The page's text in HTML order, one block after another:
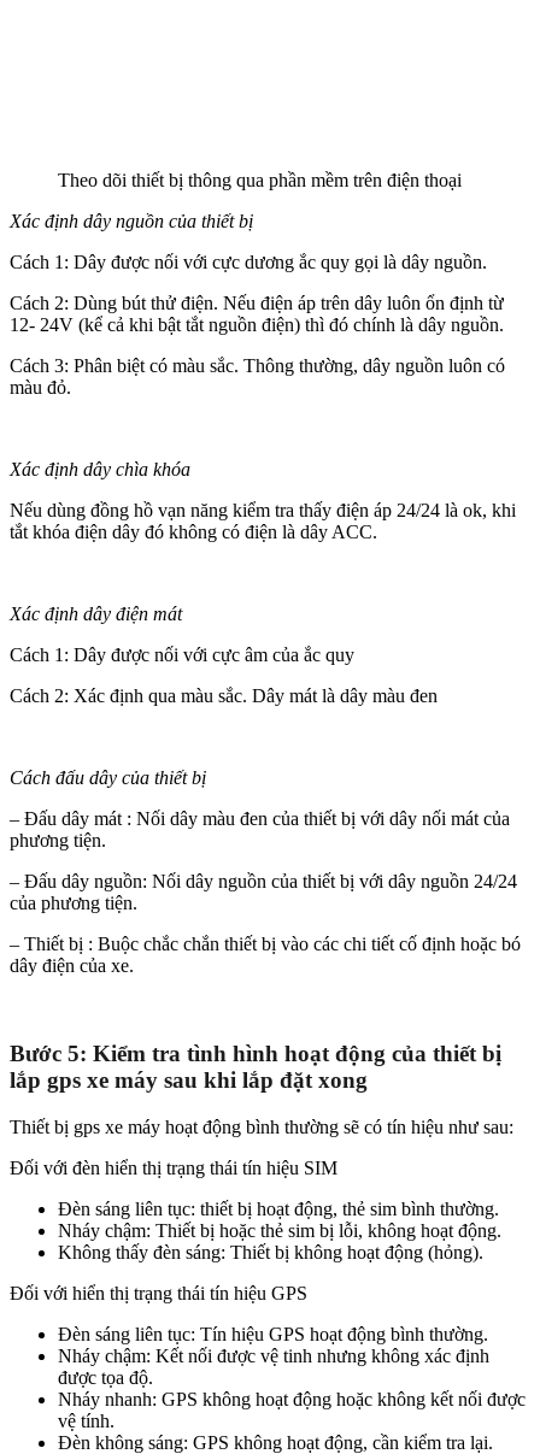
Theo dõi thiết bị thông qua phần mềm trên điện thoại
Xác định dây nguồn của thiết bị
Cách 1: Dây được nối với cực dương ắc quy gọi là dây nguồn.
Cách 2: Dùng bút thử điện. Nếu điện áp trên dây luôn ổn định từ
12- 24V (kể cả khi bật tắt nguồn điện) thì đó chính là dây nguồn.
Cách 3: Phân biệt có màu sắc. Thông thường, dây nguồn luôn có
màu đỏ.
Xác định dây chìa khóa
Nếu dùng đồng hồ vạn năng kiểm tra thấy điện áp 24/24 là ok, khi
tắt khóa điện dây đó không có điện là dây ACC.
Xác định dây điện mát
Cách 1: Dây được nối với cực âm của ắc quy
Cách 2: Xác định qua màu sắc. Dây mát là dây màu đen
Cách đấu dây của thiết bị
– Đấu dây mát : Nối dây màu đen của thiết bị với dây nối mát của
phương tiện.
– Đấu dây nguồn: Nối dây nguồn của thiết bị với dây nguồn 24/24
của phương tiện.
– Thiết bị : Buộc chắc chắn thiết bị vào các chi tiết cố định hoặc bó
dây điện của xe.
Bước 5: Kiểm tra tình hình hoạt động của thiết bị
lắp gps xe máy sau khi lắp đặt xong
Thiết bị gps xe máy hoạt động bình thường sẽ có tín hiệu như sau:
Đối với đèn hiển thị trạng thái tín hiệu SIM
Đèn sáng liên tục: thiết bị hoạt động, thẻ sim bình thường.
Nháy chậm: Thiết bị hoặc thẻ sim bị lỗi, không hoạt động.
Không thấy đèn sáng: Thiết bị không hoạt động (hỏng).
Đối với hiển thị trạng thái tín hiệu GPS
Đèn sáng liên tục: Tín hiệu GPS hoạt động bình thường.
Nháy chậm: Kết nối được vệ tinh nhưng không xác định
được tọa độ.
Nháy nhanh: GPS không hoạt động hoặc không kết nối được
vệ tính.
Đèn không sáng: GPS không hoạt động, cần kiểm tra lại.